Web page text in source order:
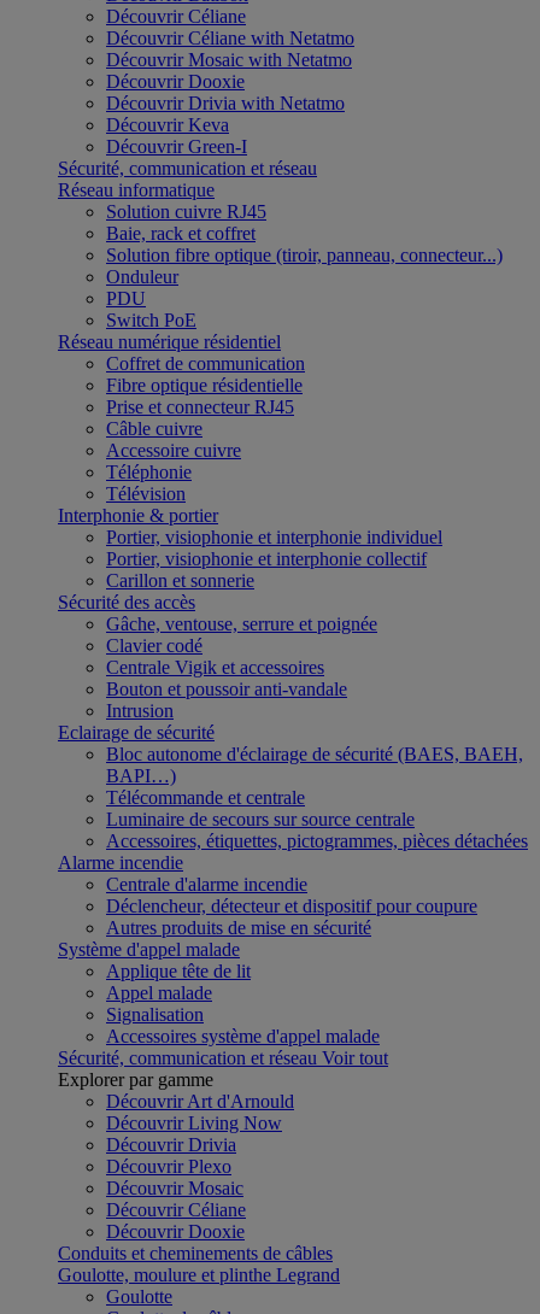
Découvrir Céliane
Découvrir Céliane with Netatmo
Découvrir Mosaic with Netatmo
Découvrir Dooxie
Découvrir Drivia with Netatmo
Découvrir Keva
Découvrir Green-I
Sécurité, communication et réseau
Réseau informatique
Solution cuivre RJ45
Baie, rack et coffret
Solution fibre optique (tiroir, panneau, connecteur...)
Onduleur
PDU
Switch PoE
Réseau numérique résidentiel
Coffret de communication
Fibre optique résidentielle
Prise et connecteur RJ45
Câble cuivre
Accessoire cuivre
Téléphonie
Télévision
Interphonie & portier
Portier, visiophonie et interphonie individuel
Portier, visiophonie et interphonie collectif
Carillon et sonnerie
Sécurité des accès
Gâche, ventouse, serrure et poignée
Clavier codé
Centrale Vigik et accessoires
Bouton et poussoir anti-vandale
Intrusion
Eclairage de sécurité
Bloc autonome d'éclairage de sécurité (BAES, BAEH,
BAPI…)
Télécommande et centrale
Luminaire de secours sur source centrale
Accessoires, étiquettes, pictogrammes, pièces détachées
Alarme incendie
Centrale d'alarme incendie
Déclencheur, détecteur et dispositif pour coupure
Autres produits de mise en sécurité
Système d'appel malade
Applique tête de lit
Appel malade
Signalisation
Accessoires système d'appel malade
Sécurité, communication et réseau Voir tout
Explorer par gamme
Découvrir Art d'Arnould
Découvrir Living Now
Découvrir Drivia
Découvrir Plexo
Découvrir Mosaic
Découvrir Céliane
Découvrir Dooxie
Conduits et cheminements de câbles
Goulotte, moulure et plinthe Legrand
Goulotte